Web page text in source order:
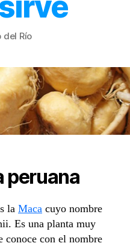
del Río
peruana
la Maca cuyo nombre
Es una planta muy
conoce con el nombre